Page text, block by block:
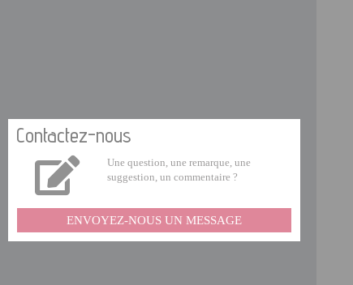
Contactez-nous
Une question, une remarque, une
suggestion, un commentaire ?
ENVOYEZ-NOUS UN MESSAGE